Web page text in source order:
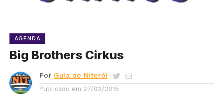
AGENDA
Big Brothers Cirkus
Por Guia de Niterói
Publicado em 27/02/2015